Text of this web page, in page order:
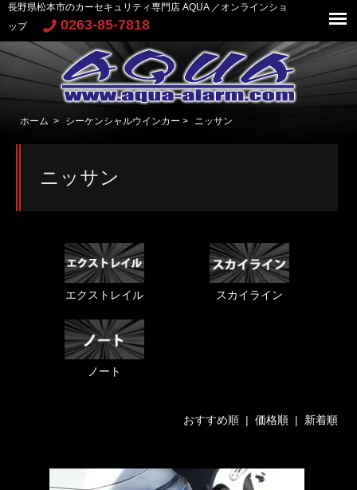
長野県松本市のカーセキュリティ専門店 AQUA ／オンラインショ
ップ
0263-85-7818
ホーム > シーケンシャルウインカー > ニッサン
ニッサン
エクストレイル スカイライン
ノート
おすすめ順 | 価格順| 新着順